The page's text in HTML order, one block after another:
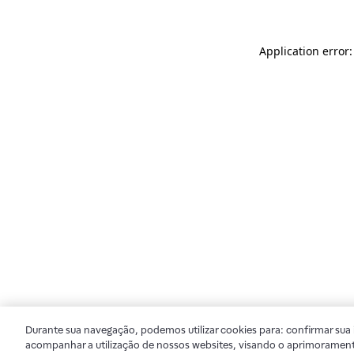
Application
Durante sua navegação, podemos utilizar cookies para: confirmar
acompanhar a utilização de nossos websites, visando o